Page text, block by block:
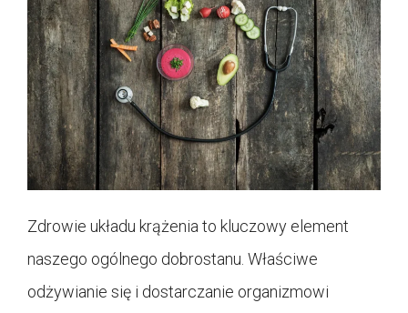
Zdrowie układu krążenia to kluczowy element
naszego ogólnego dobrostanu. Właściwe
odżywianie się i dostarczanie organizmowi